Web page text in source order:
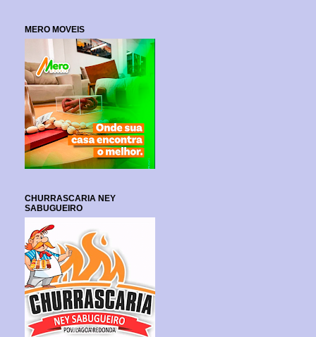
MERO MOVEIS
CHURRASCARIA NEY
SABUGUEIRO